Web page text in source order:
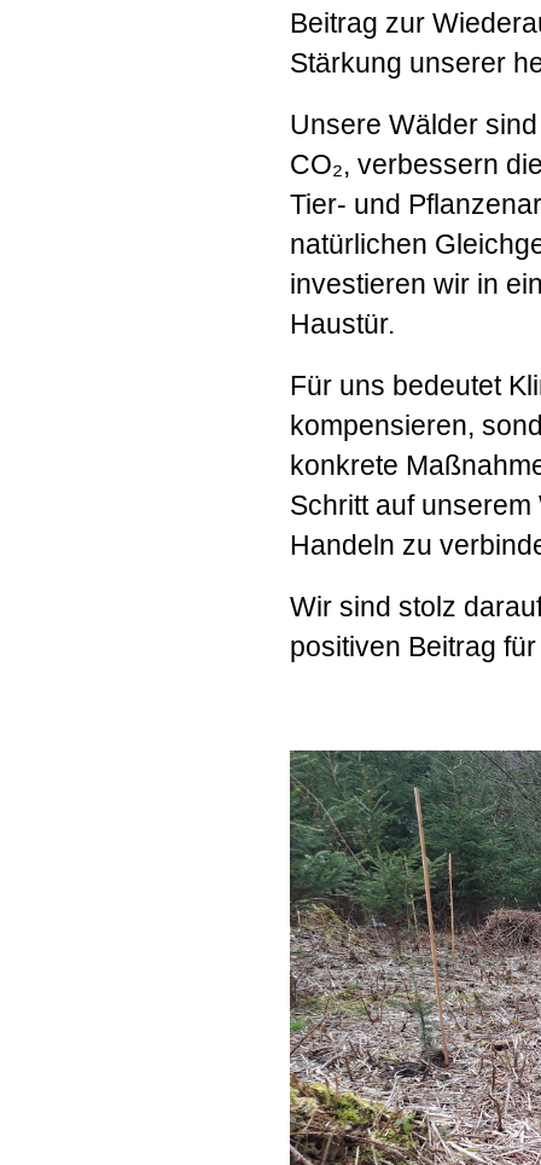
Beitrag zur
Stärkung unserer
Unsere Wälder
CO₂, verbessern
Tier- und
natürlichen
investieren wir in
Haustür.
Für uns bedeutet
kompensieren,
konkrete
Schritt auf
Handeln zu
Wir sind stolz
positiven Beitrag